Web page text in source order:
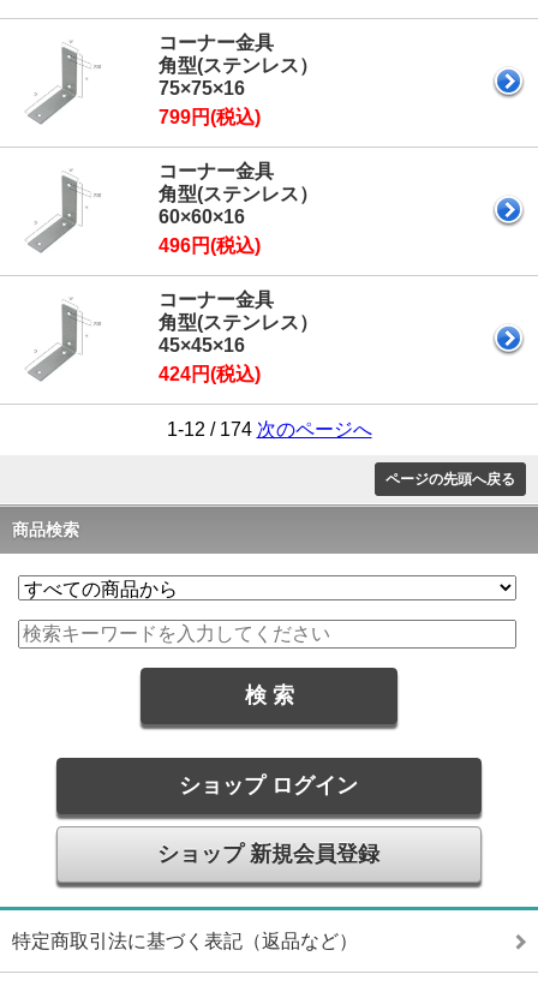
コーナー金具
角型(ステンレス）
75×75×16
799円(税込)
コーナー金具
角型(ステンレス）
60×60×16
496円(税込)
コーナー金具
角型(ステンレス）
45×45×16
424円(税込)
1-12 / 174 次のページへ
ページの先頭へ戻る
商品検索
ショップ ログイン
ショップ 新規会員登録
特定商取引法に基づく表記（返品など）